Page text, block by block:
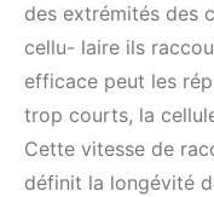
des extrémités des
cellu- laire ils
efficace peut les
trop courts, la
Cette vitesse de
définit la longévité